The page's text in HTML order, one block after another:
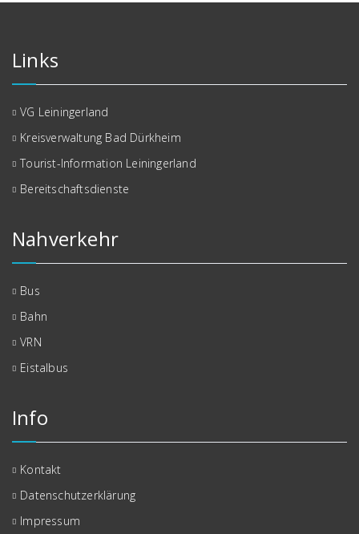
Links
VG Leiningerland
Kreisverwaltung Bad Dürkheim
Tourist-Information Leiningerland
Bereitschaftsdienste
Nahverkehr
Bus
Bahn
VRN
Eistalbus
Info
Kontakt
Datenschutzerklärung
Impressum